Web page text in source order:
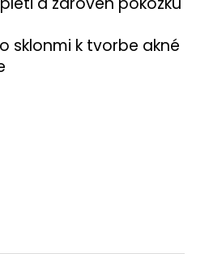
sklonmi k tvorbe akné